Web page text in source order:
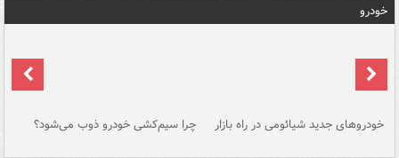
خودرو
خودروهای جدید شیائومی در راه بازار چرا سیم‌کشی خودرو ذوب می‌شود؟